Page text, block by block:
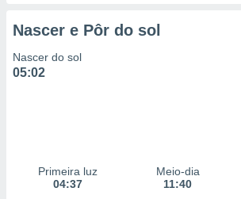
Nascer e Pôr do sol
Nascer do sol
05:02
Primeira luz
04:37
Meio-dia
11:40